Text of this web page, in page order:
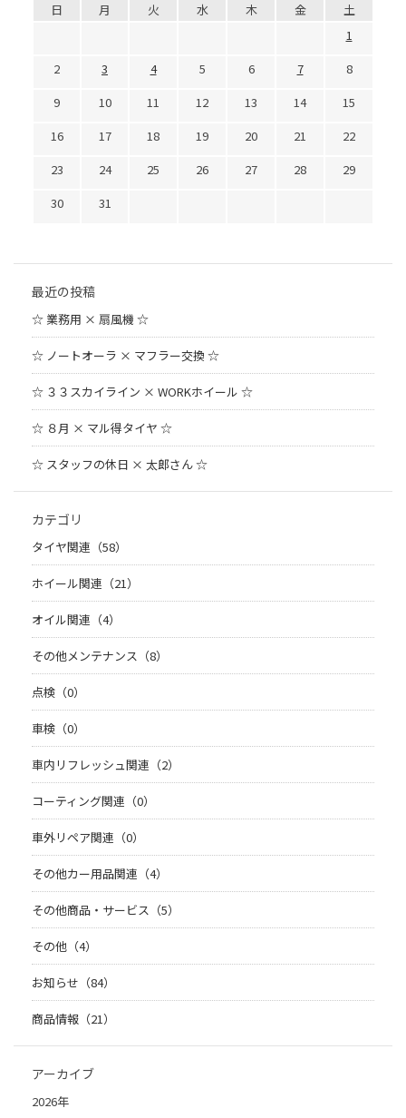
日 月 火 水 木 金
土
1
2
3 4 5 6 7
8
9
10 11 12 13 14
15
16
17 18 19 20 21
22
23
24 25 26 27 28
29
30
31
最近の投稿
☆ 業務用 × 扇風機 ☆
☆ ノートオーラ × マフラー交換 ☆
☆ ３３スカイライン × WORKホイール ☆
☆ ８月 × マル得タイヤ ☆
☆ スタッフの休日 × 太郎さん ☆
カテゴリ
タイヤ関連（58）
ホイール関連（21）
オイル関連（4）
その他メンテナンス（8）
点検（0）
車検（0）
車内リフレッシュ関連（2）
コーティング関連（0）
車外リペア関連（0）
その他カー用品関連（4）
その他商品・サービス（5）
その他（4）
お知らせ（84）
商品情報（21）
アーカイブ
2026年